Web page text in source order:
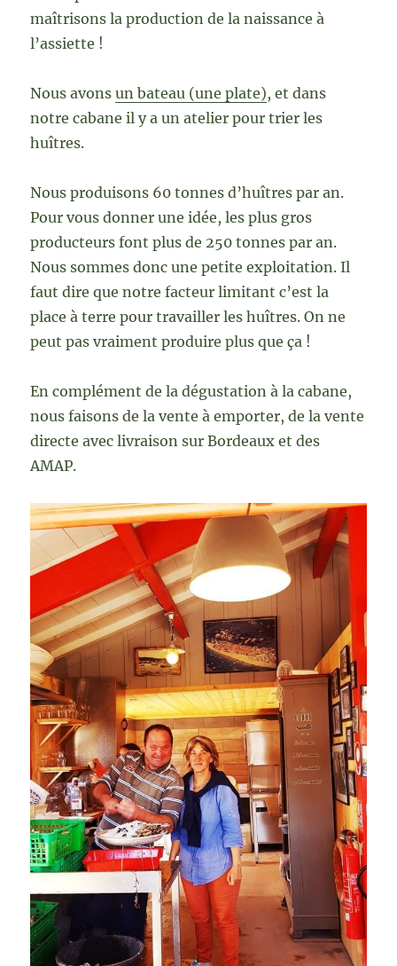
maîtrisons la production de la naissance à
l’assiette !
Nous avonsun bateau (une plate), et dans
notre cabane il y a un atelier pour trier les
huîtres.
Nous produisons 60 tonnes d’huîtres par an.
Pour vous donner une idée, les plus gros
producteurs font plus de 250 tonnes par an.
Nous sommes donc une petite exploitation. Il
faut dire que notre facteur limitant c’est la
place à terre pour travailler les huîtres. On ne
peut pas vraiment produire plus que ça !
En complément de la dégustation à la cabane,
nous faisons de la vente à emporter, de la vente
directe avec livraison sur Bordeaux et des
AMAP.